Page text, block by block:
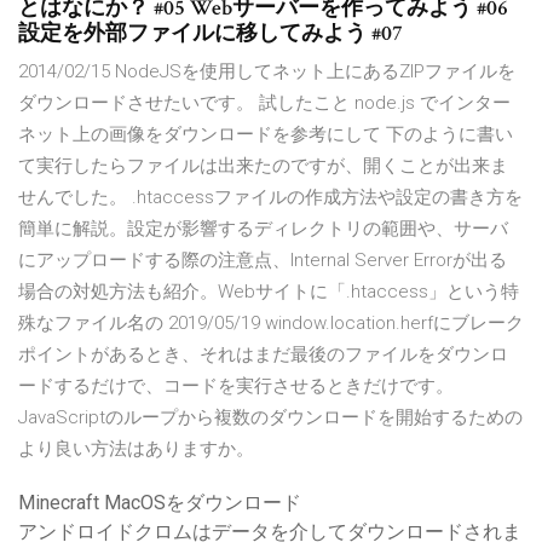
とはなにか？ #05 Webサーバーを作ってみよう #06
設定を外部ファイルに移してみよう #07
2014/02/15 NodeJSを使用してネット上にあるZIPファイルを
ダウンロードさせたいです。 試したこと node.js でインター
ネット上の画像をダウンロードを参考にして 下のように書い
て実行したらファイルは出来たのですが、開くことが出来ま
せんでした。 .htaccessファイルの作成方法や設定の書き方を
簡単に解説。設定が影響するディレクトリの範囲や、サーバ
にアップロードする際の注意点、Internal Server Errorが出る
場合の対処方法も紹介。Webサイトに「.htaccess」という特
殊なファイル名の 2019/05/19 window.location.herfにブレーク
ポイントがあるとき、それはまだ最後のファイルをダウンロ
ードするだけで、コードを実行させるときだけです。
JavaScriptのループから複数のダウンロードを開始するための
より良い方法はありますか。
Minecraft MacOSをダウンロード
アンドロイドクロムはデータを介してダウンロードされま